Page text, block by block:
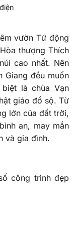
vườn Tứ động
thượng Thích
cao nhất. Nên
Giang đều muốn
là chùa Vạn
giáo đồ sộ. Từ
lớn của đất trời,
an, may mắn
và gia đình.
công trình đẹp